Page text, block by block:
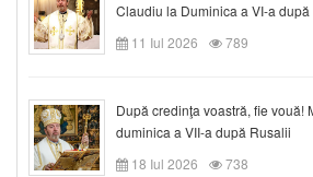
Claudiu la Duminica a VI-a
11 Iul 2026
789
După credinţa voastră, fie vouă!
duminica a VII-a după Rusalii
18 Iul 2026
738